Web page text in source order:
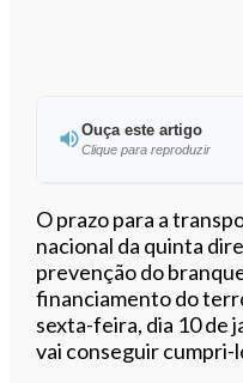
Ouça este artigo
Clique para reproduzir
Ouvir
O prazo para a
nacional da quinta
prevenção do
financiamento do
sexta-feira, dia 10 de
vai conseguir cumpri-